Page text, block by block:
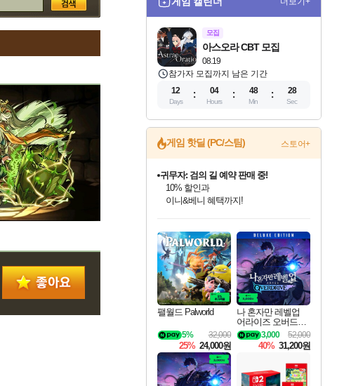
모집
08.19
아스오라 CBT 모집
참가자 모집까지 남은 기간
12
Days
04
Hours
48
Min
27
Sec
게임 핫딜 (PC/스팀) 스토어+
최대 90% 할인가를 만나보세요!
네이버혜택과 함께 만나보세요!
50%할인&추가 적립까지!
귀무자: 검의 길 예약 판매 중!
10% 할인과
이니&베니 혜택까지!
네이버 혜택가와 함께 예약하세요!
할인&네이버혜택으로 만나보세요!
네이버페이 혜택과 만나보세요!
40주년 프로모션으로 만나보세요!
네이버 포인트 혜택까지!
할인가에 만나보세요!
일부 에디션 상시 할인!
혜택으로 예약 판매 중
편안하게 충전하세요
팰월드 Palworld
32,000
5%
25% 24,000원
나 혼자만 레벨업
어라이즈 오버드라
이브 디럭스 에디션
Solo Leveling Arise
Overdrive Deluxe Edi
52,000
3,000
40% 31,200원